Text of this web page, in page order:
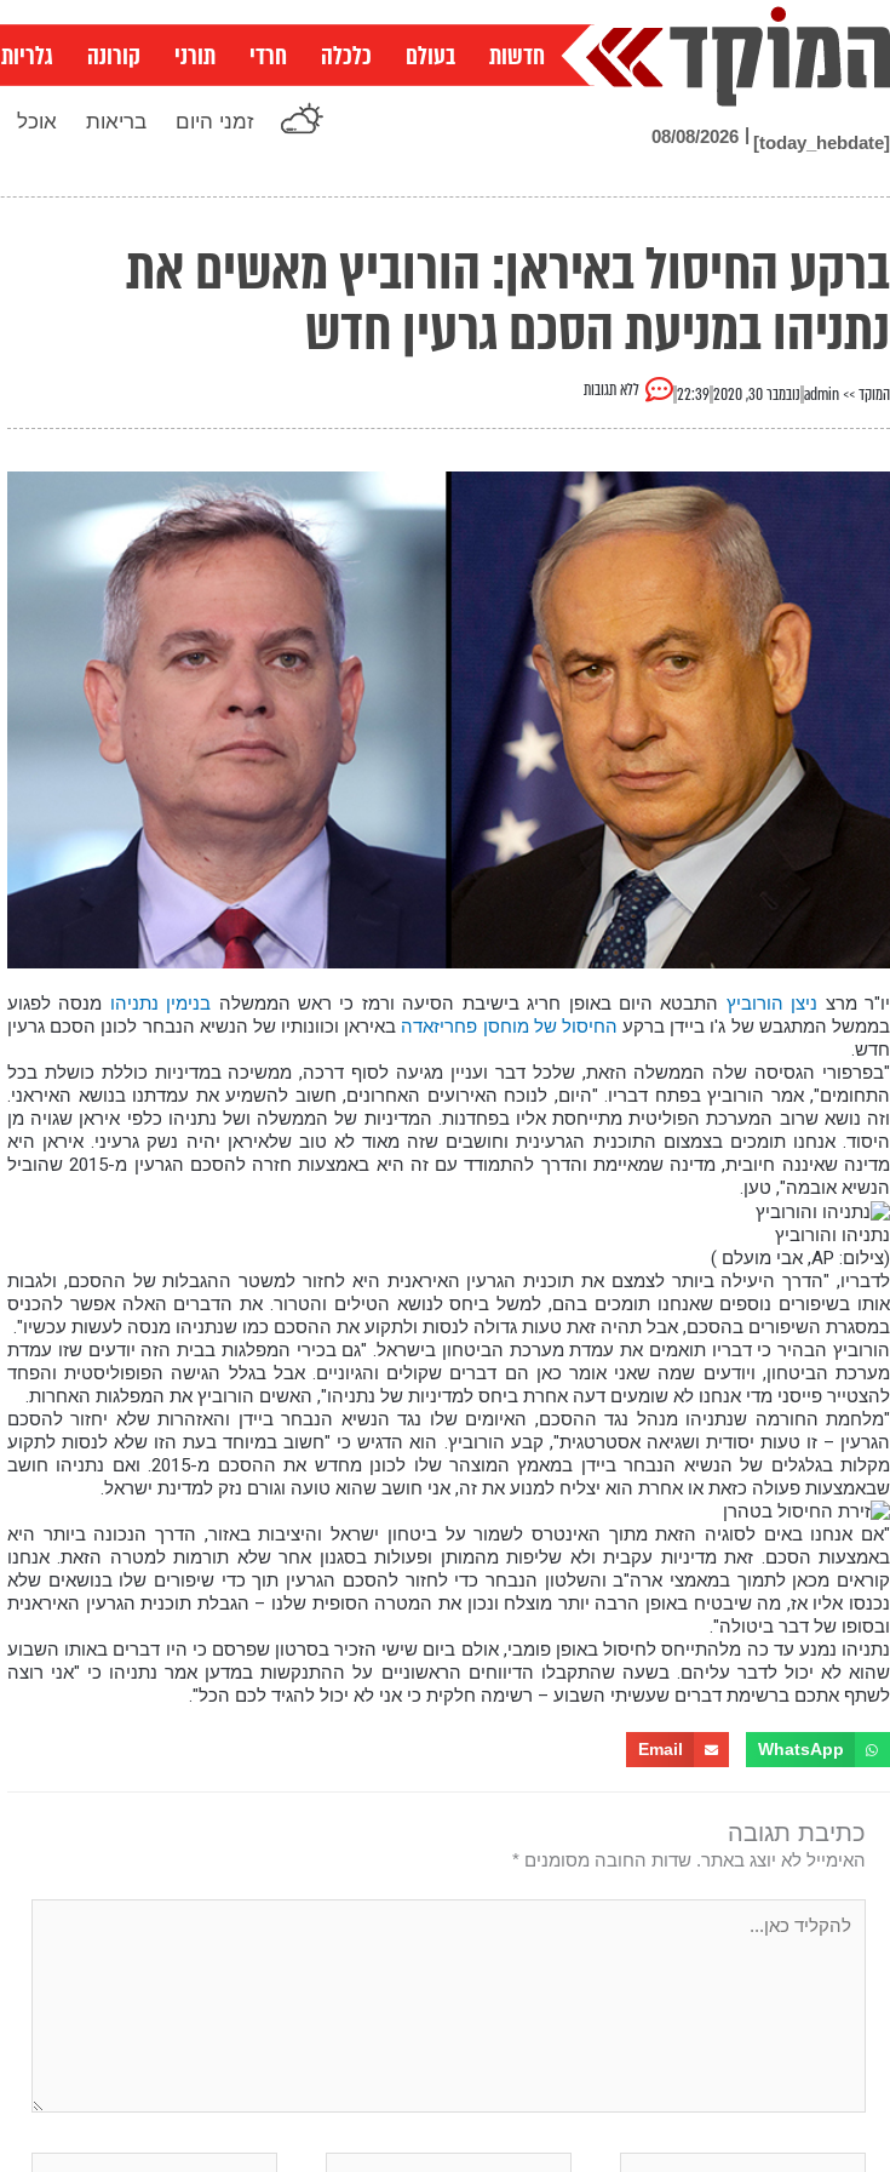
לתוכן
חדשות בעולם כלכלה חרדי תורני קורונה גלריות
[today_hebdate]
|
08/08/2026
זמני היום בריאות אוכל
ברקע החיסול באיראן: הורוביץ מאשים את
נתניהו במניעת הסכם גרעין חדש
המוקד >> נובמבר 30, 2020 22:39 ללא תגובות
יו"ר מרצ ניצן הורוביץ התבטא היום באופן חריג בישיבת הסיעה ורמז כי ראש הממשלה בנימין נתניהו מנסה לפגוע
בממשל המתגבש של ג'ו ביידן ברקע החיסול של מוחסן פחריזאדה באיראן וכוונותיו של הנשיא הנבחר לכונן הסכם גרעין
חדש.
"בפרפורי הגסיסה שלה הממשלה הזאת, שלכל דבר ועניין מגיעה לסוף דרכה, ממשיכה במדיניות כוללת כושלת בכל
התחומים", אמר הורוביץ בפתח דבריו. "היום, לנוכח האירועים האחרונים, חשוב להשמיע את עמדתנו בנושא האיראני.
וזה נושא שרוב המערכת הפוליטית מתייחסת אליו בפחדנות. המדיניות של הממשלה ושל נתניהו כלפי איראן שגויה מן
היסוד. אנחנו תומכים בצמצום התוכנית הגרעינית וחושבים שזה מאוד לא טוב שלאיראן יהיה נשק גרעיני. איראן היא
מדינה שאיננה חיובית, מדינה שמאיימת והדרך להתמודד עם זה היא באמצעות חזרה להסכם הגרעין מ-2015 שהוביל
הנשיא אובמה", טען.
נתניהו והורוביץ
(צילום: AP, אבי מועלם
)
לדבריו, "הדרך היעילה ביותר לצמצם את תוכנית הגרעין האיראנית היא לחזור למשטר ההגבלות של ההסכם, ולגבות
אותו בשיפורים נוספים שאנחנו תומכים בהם, למשל ביחס לנושא הטילים והטרור. את הדברים האלה אפשר להכניס
במסגרת השיפורים בהסכם, אבל תהיה זאת טעות גדולה לנסות ולתקוע את ההסכם כמו שנתניהו מנסה לעשות עכשיו".
הורוביץ הבהיר כי דבריו תואמים את עמדת מערכת הביטחון בישראל. "גם בכירי המפלגות בבית הזה יודעים שזו עמדת
מערכת הביטחון, ויודעים שמה שאני אומר כאן הם דברים שקולים והגיוניים. אבל בגלל הגישה הפופוליסטית והפחד
להצטייר פייסני מדי אנחנו לא שומעים דעה אחרת ביחס למדיניות של נתניהו", האשים הורוביץ את המפלגות האחרות.
"מלחמת החורמה שנתניהו מנהל נגד ההסכם, האיומים שלו נגד הנשיא הנבחר ביידן והאזהרות שלא יחזור להסכם
הגרעין – זו טעות יסודית ושגיאה אסטרטגית", קבע הורוביץ. הוא הדגיש כי "חשוב במיוחד בעת הזו שלא לנסות לתקוע
מקלות בגלגלים של הנשיא הנבחר ביידן במאמץ המוצהר שלו לכונן מחדש את ההסכם מ-2015. ואם נתניהו חושב
שבאמצעות פעולה כזאת או אחרת הוא יצליח למנוע את זה, אני חושב שהוא טועה וגורם נזק למדינת ישראל.
"אם אנחנו באים לסוגיה הזאת מתוך האינטרס לשמור על ביטחון ישראל והיציבות באזור, הדרך הנכונה ביותר היא
באמצעות הסכם. זאת מדיניות עקבית ולא שליפות מהמותן ופעולות בסגנון אחר שלא תורמות למטרה הזאת. אנחנו
קוראים מכאן לתמוך במאמצי ארה"ב והשלטון הנבחר כדי לחזור להסכם הגרעין תוך כדי שיפורים שלו בנושאים שלא
נכנסו אליו אז, מה שיבטיח באופן הרבה יותר מוצלח ונכון את המטרה הסופית שלנו – הגבלת תוכנית הגרעין האיראנית
ובסופו של דבר ביטולה".
נתניהו נמנע עד כה מלהתייחס לחיסול באופן פומבי, אולם ביום שישי הזכיר בסרטון שפרסם כי היו דברים באותו השבוע
שהוא לא יכול לדבר עליהם. בשעה שהתקבלו הדיווחים הראשוניים על ההתנקשות במדען אמר נתניהו כי "אני רוצה
לשתף אתכם ברשימת דברים שעשיתי השבוע – רשימה חלקית כי אני לא יכול להגיד לכם הכל".
WhatsApp
Email
כתיבת תגובה
האימייל לא יוצג באתר. שדות החובה מסומנים *
כאן...